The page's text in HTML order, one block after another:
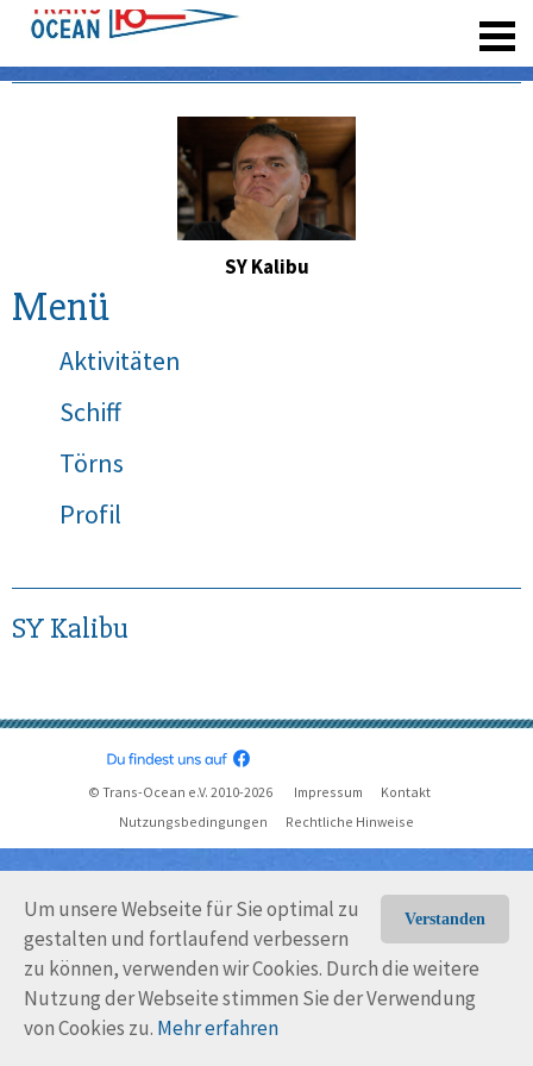
Verstanden
Um unsere Webseite für Sie optimal zu
gestalten und fortlaufend verbessern
zu können, verwenden wir Cookies. Durch die weitere
Nutzung der Webseite stimmen Sie der Verwendung
von Cookies zu. Mehr erfahren
SY Kalibu
Menü
Aktivitäten
Schiff
Törns
Profil
SY Kalibu
© Trans-Ocean e.V. 2010-2026 Impressum
Kontakt
Nutzungsbedingungen
Rechtliche Hinweise